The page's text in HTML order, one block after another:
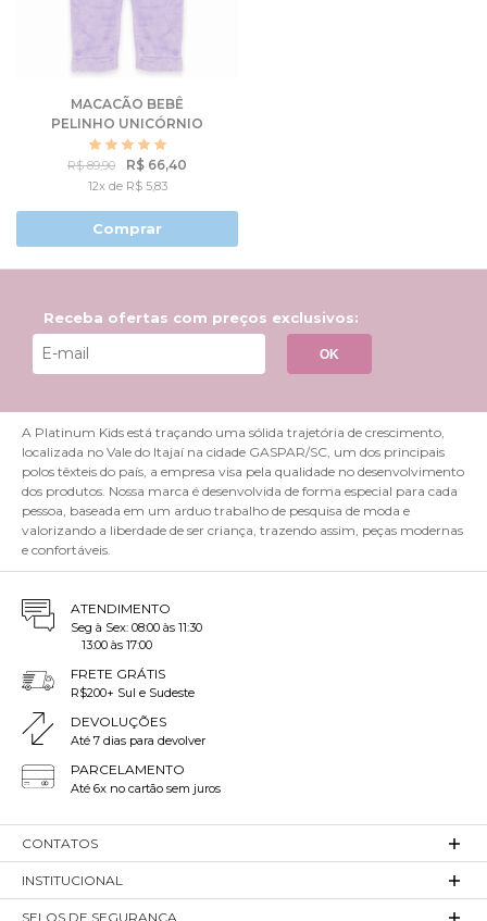
MACACÃO BEBÊ
PELINHO UNICÓRNIO
R$ 89,90 R$ 66,40
12x de R$ 5,83
Comprar
Receba ofertas com preços exclusivos:
OK
A Platinum Kids está traçando uma sólida trajetória de crescimento,
localizada no Vale do Itajaí na cidade GASPAR/SC, um dos principais
polos têxteis do país, a empresa visa pela qualidade no desenvolvimento
dos produtos. Nossa marca é desenvolvida de forma especial para cada
pessoa, baseada em um arduo trabalho de pesquisa de moda e
valorizando a liberdade de ser criança, trazendo assim, peças modernas
e confortáveis.
ATENDIMENTO
Seg à Sex: 08:00 às 11:30
13:00 às 17:00
FRETE GRÁTIS
R$200+ Sul e Sudeste
DEVOLUÇÕES
Até 7 dias para devolver
PARCELAMENTO
Até 6x no cartão sem juros
CONTATOS
INSTITUCIONAL
SELOS DE SEGURANÇA